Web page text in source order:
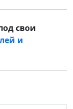
свои
и